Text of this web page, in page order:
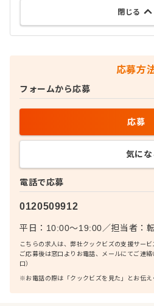
閉じる
応募方
電話で応募
0120509912
平日：10:00〜19:00／担当者：
こちらの求人は、弊社クックビズの支援サービ
ご応募後は窓口よりお電話、メールにてご連
口）
※お電話の際は「クックビズを見た」とお伝え
フォームから応募
応募
気にな